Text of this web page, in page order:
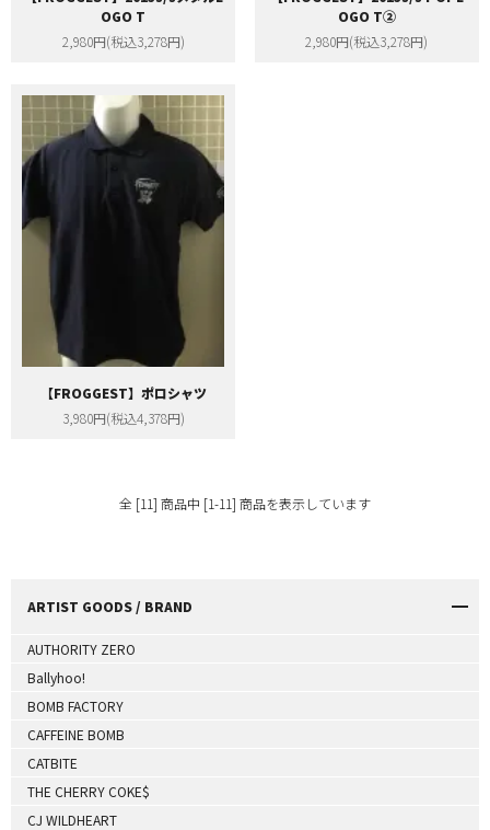
OGO T
2,980円(税込3,278円)
OGO T②
2,980円(税込3,278円)
【FROGGEST】ポロシャツ
3,980円(税込4,378円)
全 [11] 商品中 [1-11] 商品を表示しています
ARTIST GOODS / BRAND
AUTHORITY ZERO
Ballyhoo!
BOMB FACTORY
CAFFEINE BOMB
CATBITE
THE CHERRY COKE$
CJ WILDHEART